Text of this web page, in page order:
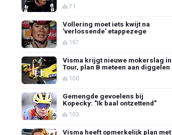
71
Vollering moet iets kwijt na
'verlossende' etappezege
197
Visma krijgt nieuwe mokerslag in
Tour, plan B meteen aan diggelen
100
Gemengde gevoelens bij
Kopecky: "Ik baal ontzettend"
103
Visma heeft opmerkelijk plan met